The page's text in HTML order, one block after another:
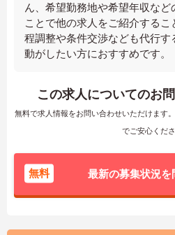
ん、希望勤務地や希望年収など
ことで他の求人をご紹介する
程調整や条件交渉なども代行
動がしたい方におすすめです。
この求人についてのお
無料で求人情報をお問い合わせいただけます
でご安心くださ
無料 最新の募集状況を